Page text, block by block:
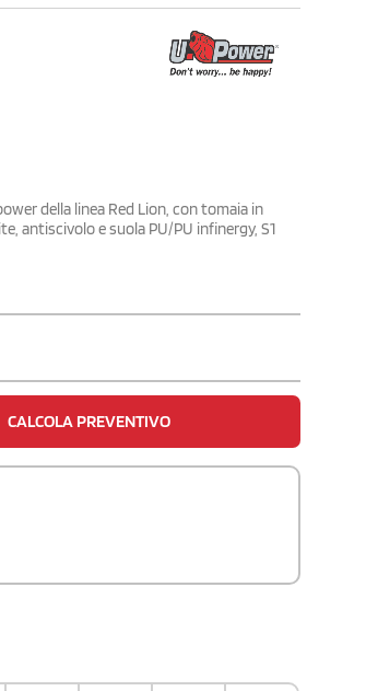
della linea Red Lion, con tomaia in
antiscivolo e suola PU/PU infinergy, S1
CALCOLA PREVENTIVO